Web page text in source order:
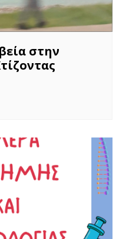
στην